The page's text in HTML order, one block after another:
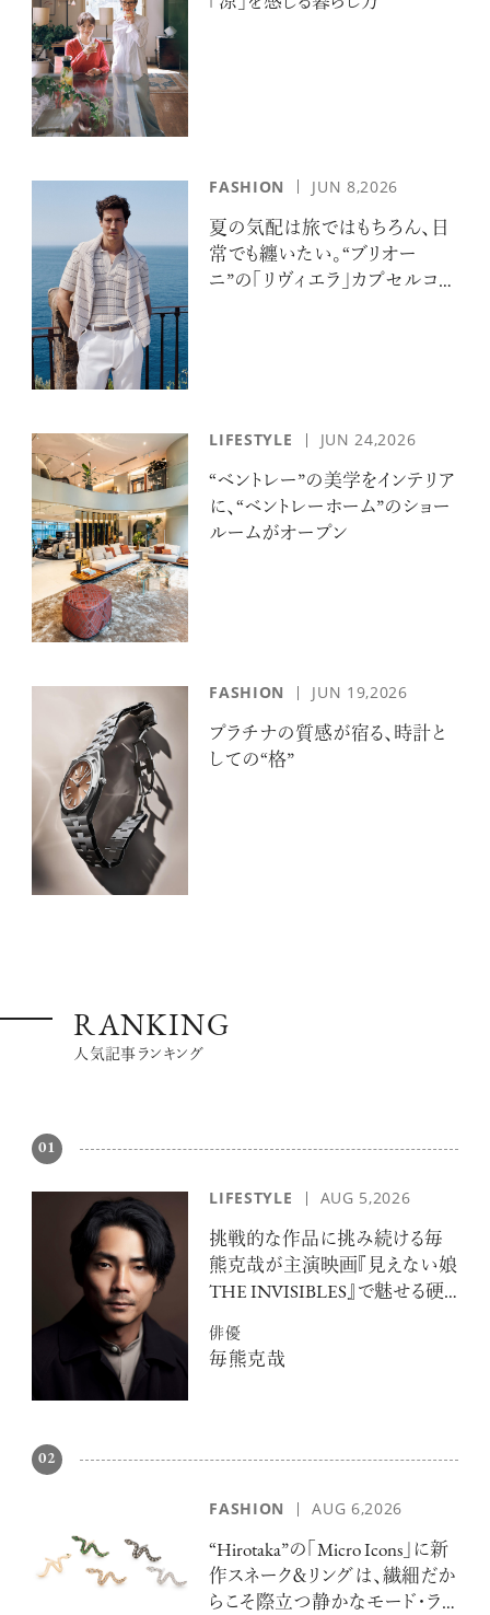
FASHION JUN 8,2026
夏の気配は旅ではもちろん、日
常でも纏いたい。“ブリオー
ニ”の「リヴィエラ」カプセルコレ
LIFESTYLE JUN 24,2026
“ベントレー”の美学をインテリア
に、“ベントレーホーム”のショー
ルームがオープン
FASHION JUN 19,2026
プラチナの質感が宿る、時計と
しての“格”
RANKING
人気記事ランキング
01
LIFESTYLE AUG 5,2026
挑戦的な作品に挑み続ける毎
熊克哉が主演映画『見えない娘
THE INVISIBLES』で魅せる硬
俳優
毎熊克哉
02
FASHION AUG 6,2026
“Hirotaka”の「Micro Icons」に新
作スネーク＆リングは、繊細だか
らこそ際立つ静かなモード・ラ